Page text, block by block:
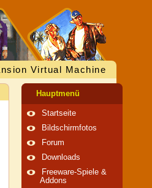
Virtual Machine
Hauptmenü
Startseite
Bildschirmfotos
Forum
Downloads
Freeware-Spiele &
Addons